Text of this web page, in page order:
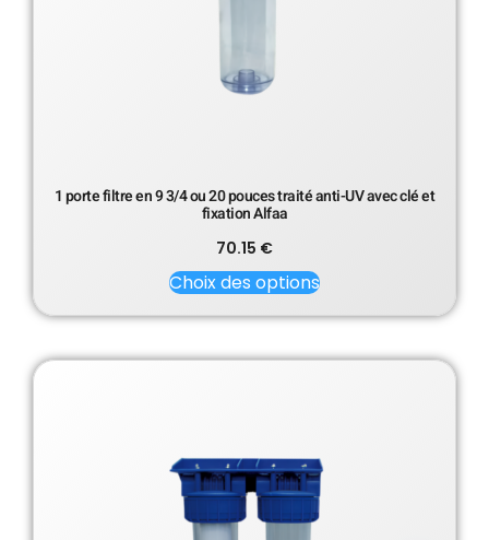
1 porte filtre en 9 3/4 ou 20 pouces traité anti-UV avec clé et
fixation Alfaa
70.15 €
Choix des options